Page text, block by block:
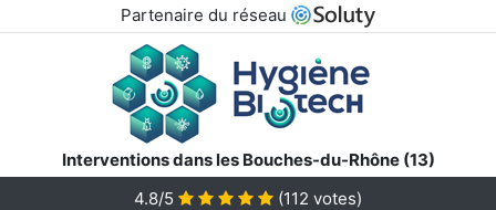
Partenaire du réseau
Interventions dans les Bouches-du-Rhône (13)
4.8/5
(112 votes)